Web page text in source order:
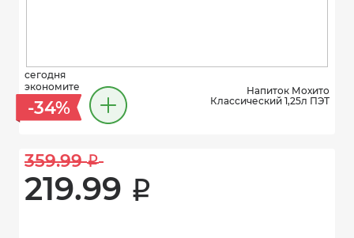
сегодня
экономите
-34%
Напиток Мохито
Классический 1,25л ПЭТ
359.99 i
219.99 i